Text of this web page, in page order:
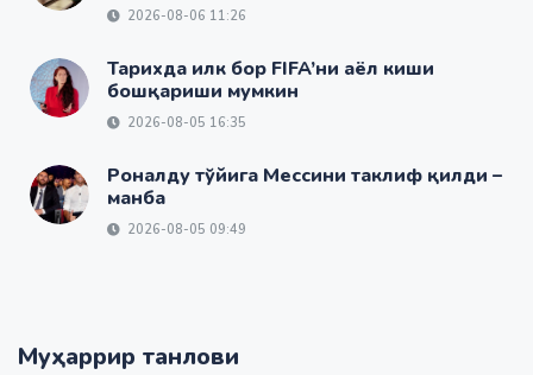
2026-08-06 11:26
Тарихда илк бор FIFA’ни аёл киши
бошқариши мумкин
2026-08-05 16:35
Роналду тўйига Мессини таклиф қилди –
манба
2026-08-05 09:49
Муҳаррир танлови